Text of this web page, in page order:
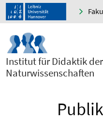
Institut für Didaktik der
Naturwissenschaften